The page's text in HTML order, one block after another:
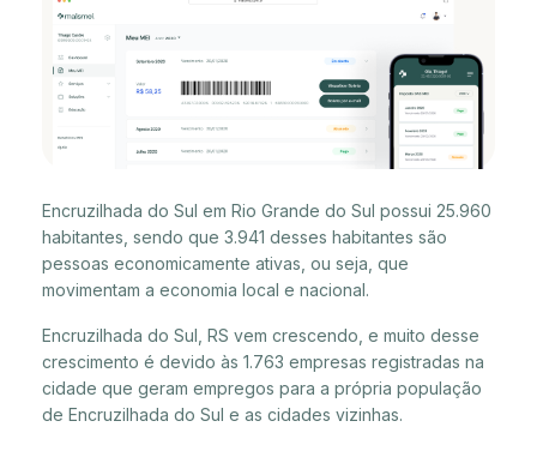
Encruzilhada do Sul em Rio Grande do Sul possui 25.960
habitantes, sendo que 3.941 desses habitantes são
pessoas economicamente ativas, ou seja, que
movimentam a economia local e nacional.
Encruzilhada do Sul, RS vem crescendo, e muito desse
crescimento é devido às 1.763 empresas registradas na
cidade que geram empregos para a própria população
de Encruzilhada do Sul e as cidades vizinhas.